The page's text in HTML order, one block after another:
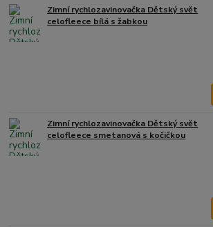
Zimní rychlozavinovačka Dětský svět
celofleece bílá s žabkou
Zimní rychlozavinovačka Dětský svět
celofleece smetanová s kočičkou